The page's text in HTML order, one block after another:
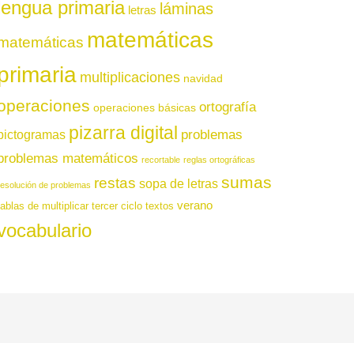
primaria letras láminas
matemáticas
multiplicaciones navidad
operaciones básicas ortografía
pizarra digital problemas
matemáticos recortable reglas ortográficas
de problemas restas sopa de letras sumas
de multiplicar tercer ciclo textos verano